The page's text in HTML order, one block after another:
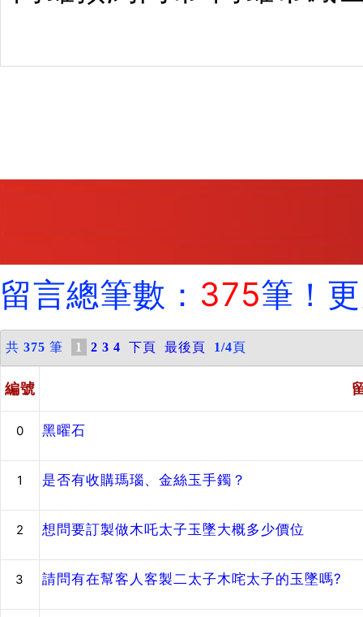
留言總筆數： 375筆！
共 375 筆 1 2 3 4 下頁 最後頁 1/4頁
編號
0 黑曜石
1 是否有收購瑪瑙、金絲玉手鐲？
2 想問要訂製做木吒太子玉墜大概多少價位
3 請問有在幫客人客製二太子木咤太子的玉墜嗎?